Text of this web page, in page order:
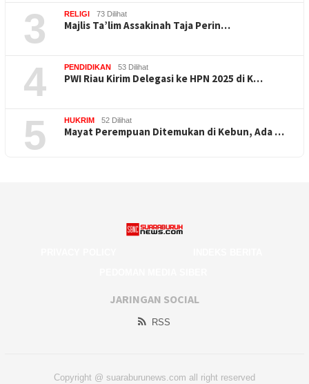
3 RELIGI 73 Dilihat
Majlis Ta’lim Assakinah Taja Perin…
4 PENDIDIKAN 53 Dilihat
PWI Riau Kirim Delegasi ke HPN 2025 di K…
5 HUKRIM 52 Dilihat
Mayat Perempuan Ditemukan di Kebun, Ada …
JARINGAN SOCIAL
RSS
Copyright @ suaraburunews.com all right reserved